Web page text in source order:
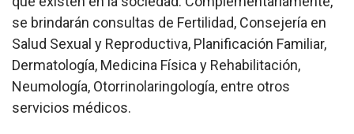
se brindarán consultas de Fertilidad, Consejería en
Salud Sexual y Reproductiva, Planificación Familiar,
Dermatología, Medicina Física y Rehabilitación,
Neumología, Otorrinolaringología, entre otros
servicios médicos.